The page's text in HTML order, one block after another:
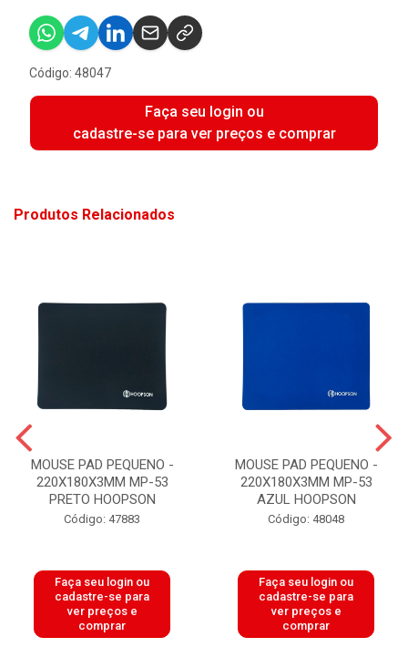
Código: 48047
Faça seu login ou
cadastre-se para ver preços e comprar
Produtos Relacionados
MOUSE PAD PEQUENO -
220X180X3MM MP-53
PRETO HOOPSON
Código: 47883
Faça seu login ou
cadastre-se para
ver preços e
comprar
MOUSE PAD PEQUENO -
220X180X3MM MP-53
AZUL HOOPSON
Código: 48048
Faça seu login ou
cadastre-se para
ver preços e
comprar